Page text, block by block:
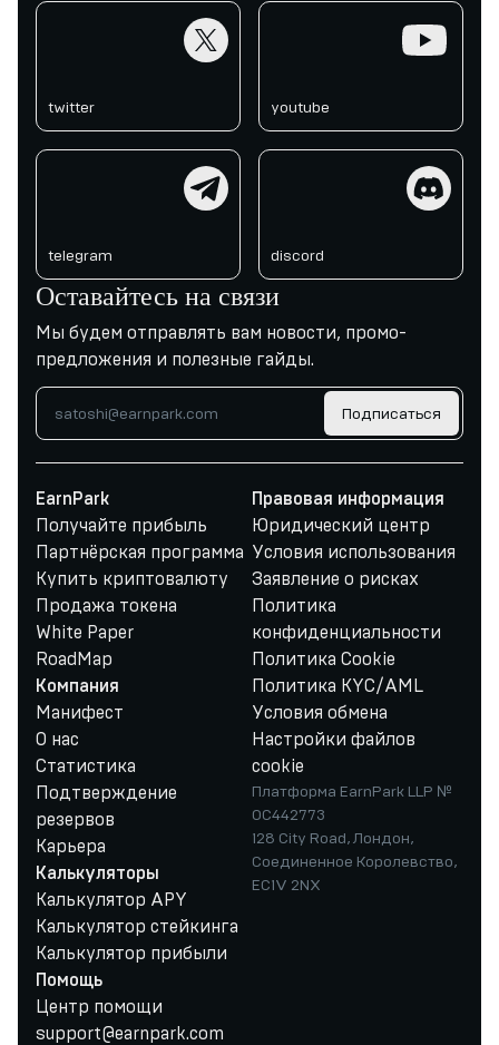
twitter youtube
telegram discord
Оставайтесь на связи
Мы будем отправлять вам новости, промо-
предложения и полезные гайды.
Подписаться
EarnPark
Получайте прибыль
Партнёрская программа
Купить криптовалюту
Продажа токена
White Paper
RoadMap
Компания
Манифест
О нас
Статистика
Подтверждение
резервов
Карьера
Калькуляторы
Калькулятор APY
Калькулятор стейкинга
Калькулятор прибыли
Помощь
Центр помощи
support@earnpark.com
Правовая информация
Юридический центр
Условия использования
Заявление о рисках
Политика
конфиденциальности
Политика Cookie
Политика KYC/AML
Условия обмена
Настройки файлов
cookie
Платформа EarnPark LLP №
OC442773
128 City Road, Лондон,
Соединенное Королевство,
EC1V 2NX